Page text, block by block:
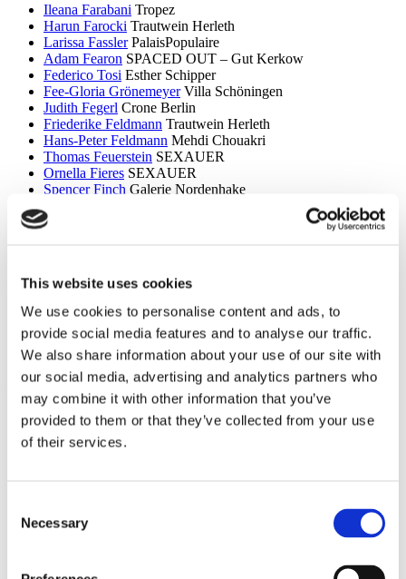
This website uses cookies
We use cookies to personalise content and ads, to
provide social media features and to analyse our traffic.
We also share information about your use of our site with
our social media, advertising and analytics partners who
may combine it with other information that you’ve
provided to them or that they’ve collected from your use
of their services.
Selection
Necessary
Ileana Farabani Tropez
Harun Farocki Trautwein Herleth
Larissa Fassler PalaisPopulaire
Adam Fearon SPACED OUT – Gut Kerkow
Federico Tosi Esther Schipper
Fee-Gloria Grönemeyer Villa Schöningen
Judith Fegerl Crone Berlin
Friederike Feldmann Trautwein Herleth
Hans-Peter Feldmann Mehdi Chouakri
Thomas Feuerstein SEXAUER
Ornella Fieres SEXAUER
Spencer Finch Galerie Nordenhake
Itchi Fleischer
Esther Forse Villa Schöningen
Friedrich Thieme
Villa Schöningen
Asana Fujikawa Galerie Friese
Paul Fägerskiöld Galerie Nordenhake
Wieland Förster Schloss Biesdorf
Meschac Gaba PalaisPopulaire
Ellen Gallagher
PalaisPopulaire
Isa Genzken Wehrmuehle Biesenthal
Fabian Ginsberg